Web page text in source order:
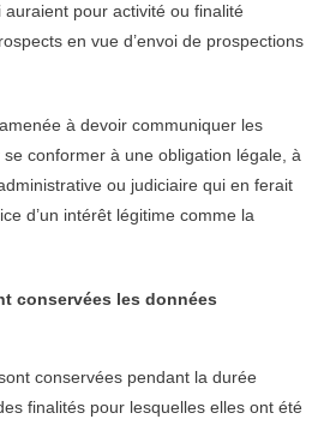
pour activité ou finalité
en vue d’envoi de prospections
à devoir communiquer les
conformer à une obligation légale, à
ou judiciaire qui en ferait
d’un intérêt légitime comme la
conservées les données
conservées pendant la durée
finalités pour lesquelles elles ont été